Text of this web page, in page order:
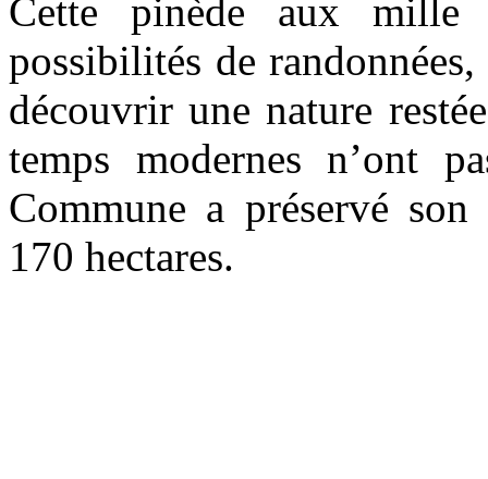
Cette pinède aux mille
possibilités de
découvrir une nature
temps modernes n’ont
Commune a préservé
170 hectares.